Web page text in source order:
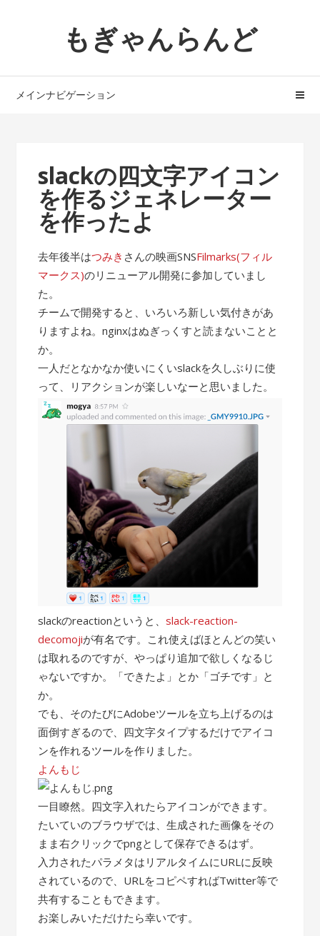
ョ
へ
もぎゃんらんど
メインナビゲーション
slackの四文字アイコン
を作るジェネレーター
を作ったよ
去年後半はつみき さんの映画SNSFilmarks(フィル
マークス)のリニューアル開発に参加していまし
た。
チームで開発すると、いろいろ新しい気付きがあ
りますよね。nginxはぬぎっくすと読まないことと
か。
一人だとなかなか使いにくいslackを久しぶりに使
って、リアクションが楽しいなーと思いました。
slackのreactionというと、slack-reaction-
decomojiが有名です。これ使えばほとんどの笑い
は取れるのですが、やっぱり追加で欲しくなるじ
ゃないですか。「できたよ」とか「ゴチです」と
か。
でも、そのたびにAdobeツールを立ち上げるのは
面倒すぎるので、四文字タイプするだけでアイコ
ンを作れるツールを作りました。
よんもじ
一目瞭然。四文字入れたらアイコンができます。
たいていのブラウザでは、生成された画像をその
まま右クリックでpngとして保存できるはず。
入力されたパラメタはリアルタイムにURLに反映
されているので、URLをコピペすればTwitter等で
共有することもできます。
お楽しみいただけたら幸いです。